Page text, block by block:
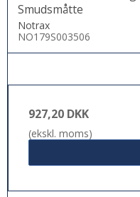
Smudsmåtte
Notrax
NO179S003506
927,20 DKK
(ekskl. moms)